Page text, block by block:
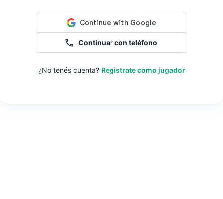
Continuar con teléfono
¿No tenés cuenta? Registrate como jugador